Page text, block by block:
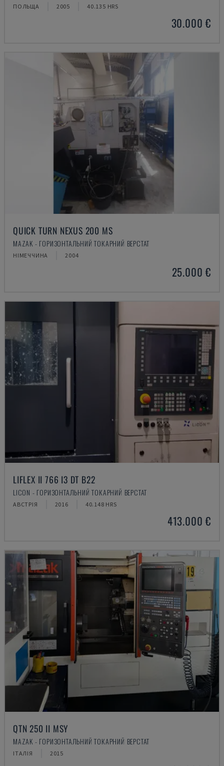
ПОЛЬЩА 2005 40.135 HRS
30.000 €
QUICK TURN NEXUS 200 MS
MAZAK - ГОРИЗОНТАЛЬНИЙ ТОКАРНИЙ ВЕРСТАТ
НІМЕЧЧИНА 2004
25.000 €
LIFLEX II 766 I3 DT B22
LICON - ГОРИЗОНТАЛЬНИЙ ТОКАРНИЙ ВЕРСТАТ
АВСТРІЯ 2016 40.148 HRS
413.000 €
QTN 250 II MSY
MAZAK - ГОРИЗОНТАЛЬНИЙ ТОКАРНИЙ ВЕРСТАТ
ІТАЛІЯ 2015